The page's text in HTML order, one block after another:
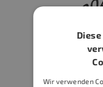
Wir verwenden